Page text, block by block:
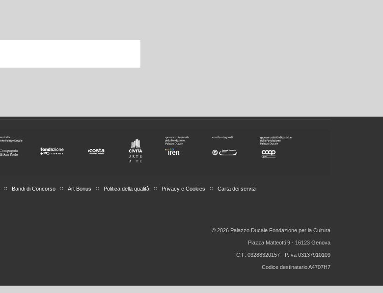
Bandi di Concorso Art Bonus Politica della qualità Privacy e Cookies Carta dei servizi
© 2026 Palazzo Ducale Fondazione per la Cultura
Piazza Matteotti 9 - 16123 Genova
C.F. 03288320157 - P.Iva 03137910109
Codice destinatario A4707H7